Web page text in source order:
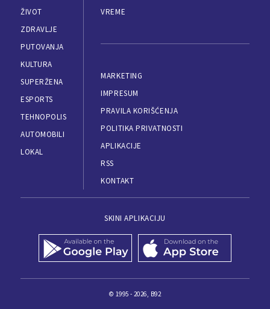
ŽIVOT
ZDRAVLJE
PUTOVANJA
KULTURA
SUPERŽENA
ESPORTS
TEHNOPOLIS
AUTOMOBILI
LOKAL
VREME
MARKETING
IMPRESUM
PRAVILA KORIŠĆENJA
POLITIKA PRIVATNOSTI
APLIKACIJE
RSS
KONTAKT
SKINI APLIKACIJU
© 1995 - 2026, B92